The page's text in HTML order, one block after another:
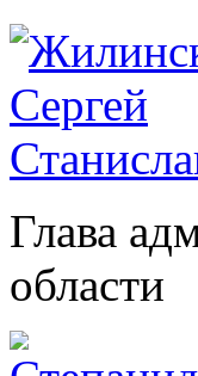
Глава
области